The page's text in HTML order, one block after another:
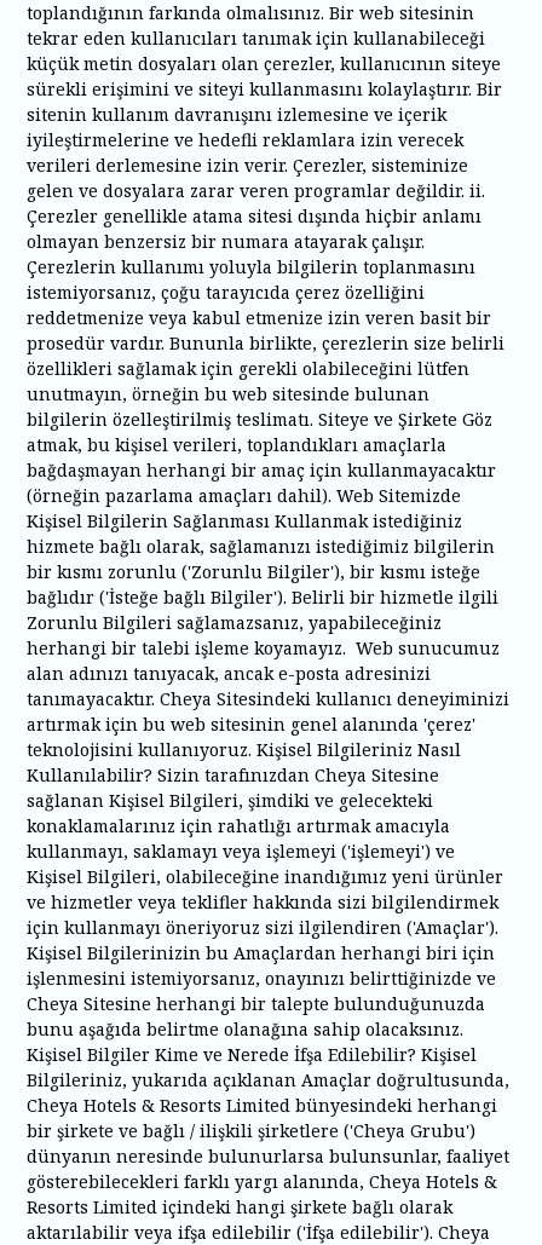
toplandığının farkında olmalısınız. Bir web sitesinin
tekrar eden kullanıcıları tanımak için kullanabileceği
küçük metin dosyaları olan çerezler, kullanıcının siteye
sürekli erişimini ve siteyi kullanmasını kolaylaştırır. Bir
sitenin kullanım davranışını izlemesine ve içerik
iyileştirmelerine ve hedefli reklamlara izin verecek
verileri derlemesine izin verir. Çerezler, sisteminize
gelen ve dosyalara zarar veren programlar değildir. ii.
Çerezler genellikle atama sitesi dışında hiçbir anlamı
olmayan benzersiz bir numara atayarak çalışır.
Çerezlerin kullanımı yoluyla bilgilerin toplanmasını
istemiyorsanız, çoğu tarayıcıda çerez özelliğini
reddetmenize veya kabul etmenize izin veren basit bir
prosedür vardır. Bununla birlikte, çerezlerin size belirli
özellikleri sağlamak için gerekli olabileceğini lütfen
unutmayın, örneğin bu web sitesinde bulunan
bilgilerin özelleştirilmiş teslimatı. Siteye ve Şirkete Göz
atmak, bu kişisel verileri, toplandıkları amaçlarla
bağdaşmayan herhangi bir amaç için kullanmayacaktır
(örneğin pazarlama amaçları dahil). Web Sitemizde
Kişisel Bilgilerin Sağlanması Kullanmak istediğiniz
hizmete bağlı olarak, sağlamanızı istediğimiz bilgilerin
bir kısmı zorunlu ('Zorunlu Bilgiler'), bir kısmı isteğe
bağlıdır ('İsteğe bağlı Bilgiler'). Belirli bir hizmetle ilgili
Zorunlu Bilgileri sağlamazsanız, yapabileceğiniz
herhangi bir talebi işleme koyamayız. Web sunucumuz
alan adınızı tanıyacak, ancak e-posta adresinizi
tanımayacaktır. Cheya Sitesindeki kullanıcı deneyiminizi
artırmak için bu web sitesinin genel alanında 'çerez'
teknolojisini kullanıyoruz. Kişisel Bilgileriniz Nasıl
Kullanılabilir? Sizin tarafınızdan Cheya Sitesine
sağlanan Kişisel Bilgileri, şimdiki ve gelecekteki
konaklamalarınız için rahatlığı artırmak amacıyla
kullanmayı, saklamayı veya işlemeyi ('işlemeyi') ve
Kişisel Bilgileri, olabileceğine inandığımız yeni ürünler
ve hizmetler veya teklifler hakkında sizi bilgilendirmek
için kullanmayı öneriyoruz sizi ilgilendiren ('Amaçlar').
Kişisel Bilgilerinizin bu Amaçlardan herhangi biri için
işlenmesini istemiyorsanız, onayınızı belirttiğinizde ve
Cheya Sitesine herhangi bir talepte bulunduğunuzda
bunu aşağıda belirtme olanağına sahip olacaksınız.
Kişisel Bilgiler Kime ve Nerede İfşa Edilebilir? Kişisel
Bilgileriniz, yukarıda açıklanan Amaçlar doğrultusunda,
Cheya Hotels & Resorts Limited bünyesindeki herhangi
bir şirkete ve bağlı / ilişkili şirketlere ('Cheya Grubu')
dünyanın neresinde bulunurlarsa bulunsunlar, faaliyet
gösterebilecekleri farklı yargı alanında, Cheya Hotels &
Resorts Limited içindeki hangi şirkete bağlı olarak
aktarılabilir veya ifşa edilebilir ('İfşa edilebilir'). Cheya